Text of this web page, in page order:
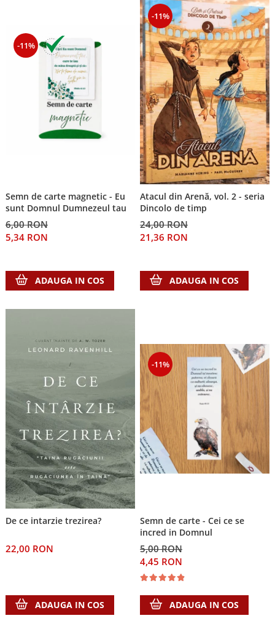
-11%
Semn de carte magnetic - Eu
sunt Domnul Dumnezeul tau
6,00 RON
5,34 RON
ADAUGA IN COS
-11%
Atacul din Arenă, vol. 2 - seria
Dincolo de timp
24,00 RON
21,36 RON
ADAUGA IN COS
De ce intarzie trezirea?
22,00 RON
ADAUGA IN COS
-11%
Semn de carte - Cei ce se
incred in Domnul
5,00 RON
4,45 RON
ADAUGA IN COS